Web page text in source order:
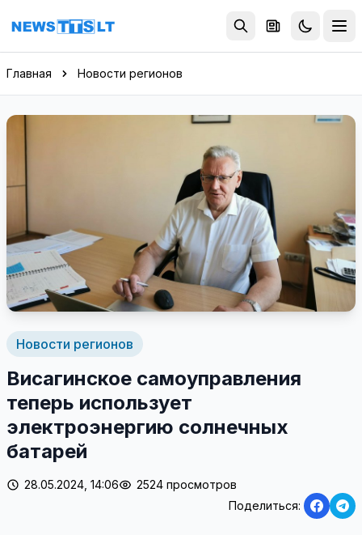
Перейти к содержимому
Главная Новости регионов
Новости регионов
Висагинское самоуправления
теперь использует
электроэнергию солнечных
батарей
28.05.2024, 14:06
2524 просмотров
Поделиться: